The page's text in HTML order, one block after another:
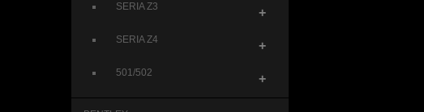
SERIA Z3 +
SERIA Z4 +
501/502 +